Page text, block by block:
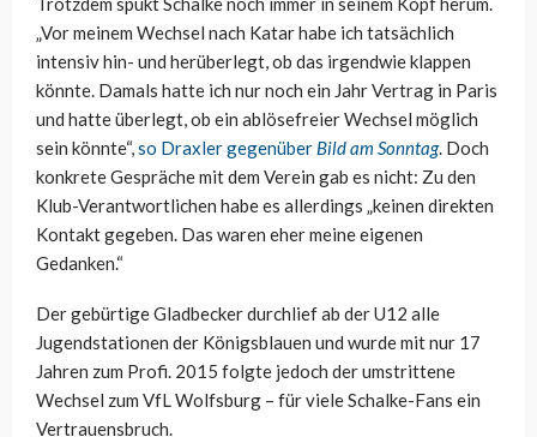
„Vor meinem Wechsel nach Katar habe ich tatsächlich
intensiv hin- und herüberlegt, ob das irgendwie klappen
könnte. Damals hatte ich nur noch ein Jahr Vertrag in Paris
und hatte überlegt, ob ein ablösefreier Wechsel möglich
sein könnte“,so Draxler gegenüber Bild am Sonntag. Doch
konkrete Gespräche mit dem Verein gab es nicht: Zu den
Klub-Verantwortlichen habe es allerdings „keinen direkten
Kontakt gegeben. Das waren eher meine eigenen
Gedanken.“
Der gebürtige Gladbecker durchlief ab der U12 alle
Jugendstationen der Königsblauen und wurde mit nur 17
Jahren zum Profi. 2015 folgte jedoch der umstrittene
Wechsel zum VfL Wolfsburg – für viele Schalke-Fans ein
Vertrauensbruch.